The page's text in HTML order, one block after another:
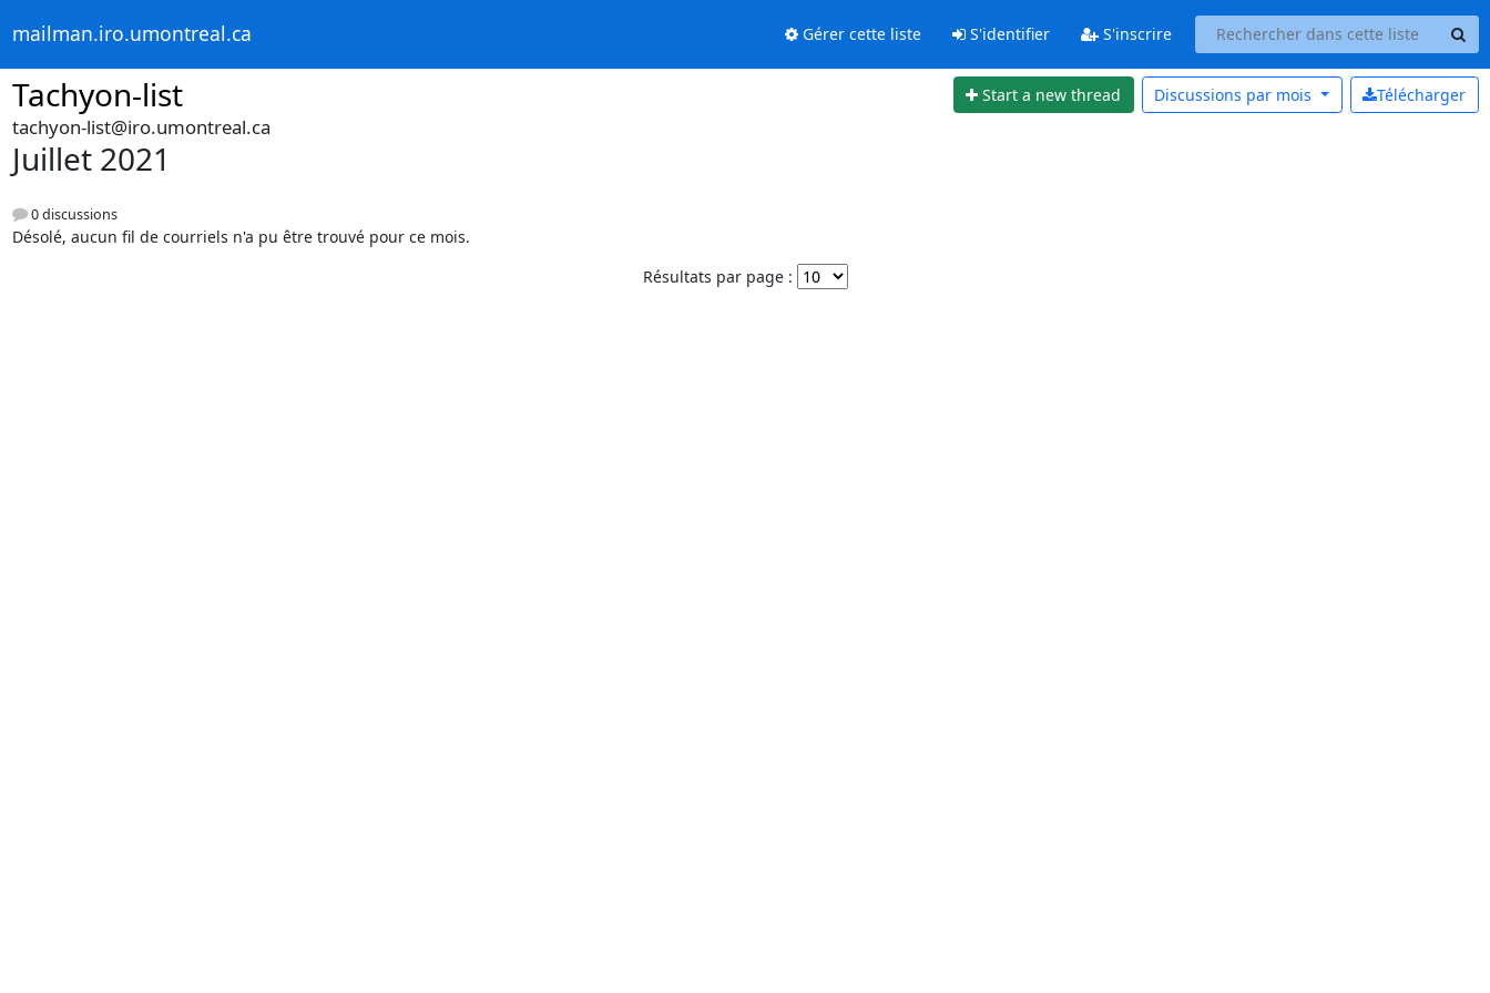
mailman.iro.umontreal.ca Gérer cette liste S'identifier S'inscrire
Tachyon-list Start a new thread Télécharger
Discussions par mois
tachyon-list@iro.umontreal.ca
Juillet 2021
0 discussions
Désolé, aucun fil de courriels n'a pu être trouvé pour ce mois.
Résultats par page :